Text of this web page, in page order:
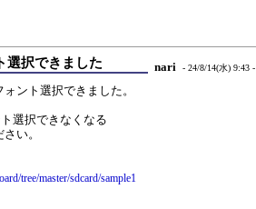
選択できました nari - 24/8/14(水) 9:43 -
ント選択できました。
選択できなくなる
い。
tree/master/sdcard/sample1